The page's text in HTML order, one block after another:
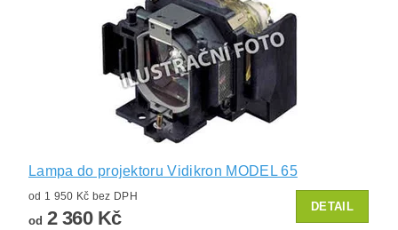
Lampa do projektoru Vidikron MODEL 65
od 1 950 Kč bez DPH
od 2 360 Kč
DETAIL